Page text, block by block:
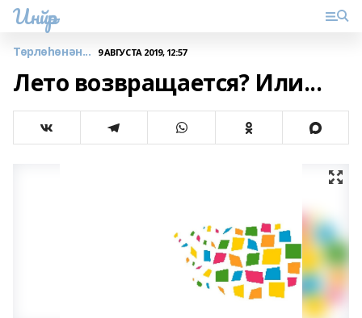
Инйәр
Төрлөһөнән... 9 АВГУСТА 2019, 12:57
Лето возвращается? Или...